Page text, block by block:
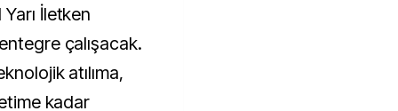
İletken
çalışacak.
atılıma,
kadar